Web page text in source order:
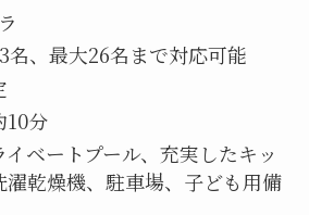
名、最大26名まで対応可能
10分
ベートプール、充実したキッ
濯乾燥機、駐車場、子ども用備